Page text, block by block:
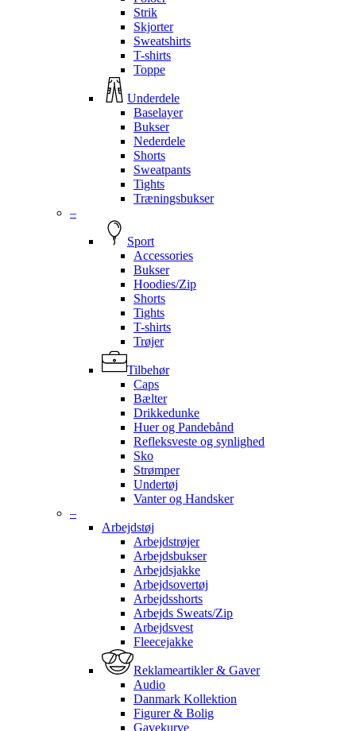
Strik
Skjorter
Sweatshirts
T-shirts
Toppe
Underdele
Baselayer
Bukser
Nederdele
Shorts
Sweatpants
Tights
Træningsbukser
–
Sport
Accessories
Bukser
Hoodies/Zip
Shorts
Tights
T-shirts
Trøjer
Tilbehør
Caps
Bælter
Drikkedunke
Huer og Pandebånd
Refleksveste og synlighed
Sko
Strømper
Undertøj
Vanter og Handsker
–
Arbejdstøj
Arbejdstrøjer
Arbejdsbukser
Arbejdsjakke
Arbejdsovertøj
Arbejdsshorts
Arbejds Sweats/Zip
Arbejdsvest
Fleecejakke
Reklameartikler & Gaver
Audio
Danmark Kollektion
Figurer & Bolig
Gavekurve